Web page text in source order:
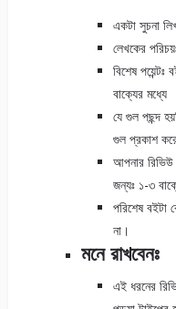
একটা সুচনা
লেখকের
বিশেষ পয়েন্টঃ
বাক্যের মধ্যে
যে গুল পছন্দ
গুল প্রকাশ
আপনার রিভিউ
জন্যঃ ১-৩
পরিশেষ বইটা
না।
মনে রাখবেনঃ
এই ধরনের